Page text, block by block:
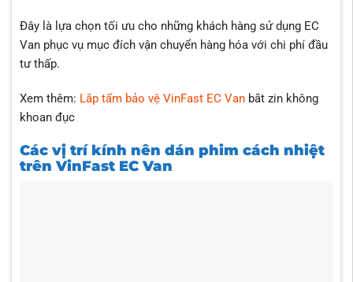
Đây là lựa chọn tối ưu cho những khách hàng sử dụng EC
Van phục vụ mục đích vận chuyển hàng hóa với chi phí đầu
tư thấp.
Xem thêm: Lắp tấm bảo vệ VinFast EC Vanbắt zin không
khoan đục
Các vị trí kính nên dán phim cách nhiệt
trên VinFast EC Van